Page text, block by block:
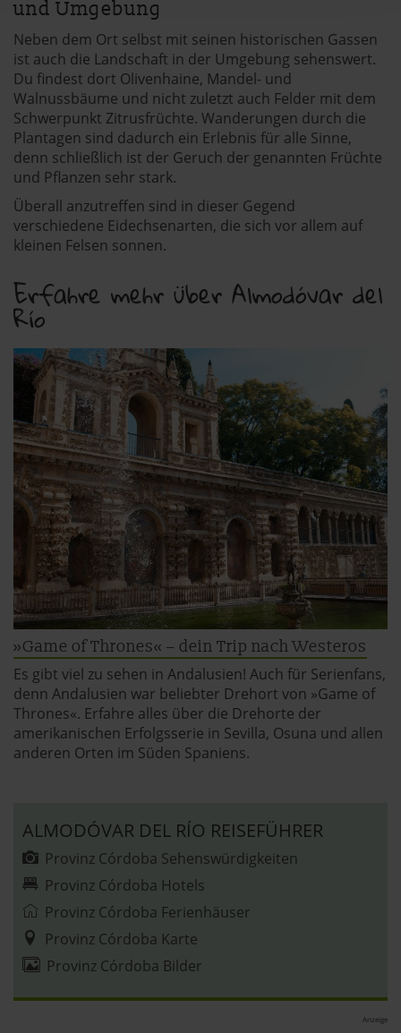
Erfahren Sie mehr darüber, wie Ihre persönlichen Daten
Abschnitt Einzelheiten fest.
andalusien360.de verwendet Cookies
Einige von ihnen sind notwendig, während andere nicht
notwendig sind, jedoch helfen das Onlineangebot zu
verbessern und wirtschaftlich zu betreiben. Du kannst in
den Einsatz der nicht notwendigen Cookies mit dem Klick
auf die Schaltfläche »Akzeptieren« einwilligen oder dich
per Klick auf »Anpassen« anders entscheiden. Die
ausgewählten Cookies. Du kannst diese Einstellungen
jederzeit aufrufen und Cookies auch nachträglich
jederzeit abwählen. Weitere Hinweise zu den
verwendeten Verfahren und Begrifflichkeiten (z.B.
»Cookies«, »Marketing« und »Statistik«) erhältst du in
der Datenschutzerklärung.
Datenschutzerklärung | Impressum
und Umgebung
Neben dem Ort selbst mit seinen historischen Gassen
ist auch die Landschaft in der Umgebung sehenswert.
Du findest dort Olivenhaine, Mandel- und
Walnussbäume und nicht zuletzt auch Felder mit dem
Schwerpunkt Zitrusfrüchte. Wanderungen durch die
Plantagen sind dadurch ein Erlebnis für alle Sinne,
denn schließlich ist der Geruch der genannten Früchte
und Pflanzen sehr stark.
Überall anzutreffen sind in dieser Gegend
verschiedene Eidechsenarten, die sich vor allem auf
kleinen Felsen sonnen.
Erfahre mehr über Almodóvar del
Río
»Game of Thrones« – dein Trip nach Westeros
Es gibt viel zu sehen in Andalusien! Auch für Serienfans,
denn Andalusien war beliebter Drehort von »Game of
Thrones«. Erfahre alles über die Drehorte der
amerikanischen Erfolgsserie in Sevilla, Osuna und allen
anderen Orten im Süden Spaniens.
ALMODÓVAR DEL RÍO REISEFÜHRER
Provinz Córdoba Sehenswürdigkeiten
Provinz Córdoba Hotels
Provinz Córdoba Ferienhäuser
Provinz Córdoba Karte
Provinz Córdoba Bilder
Anzeige